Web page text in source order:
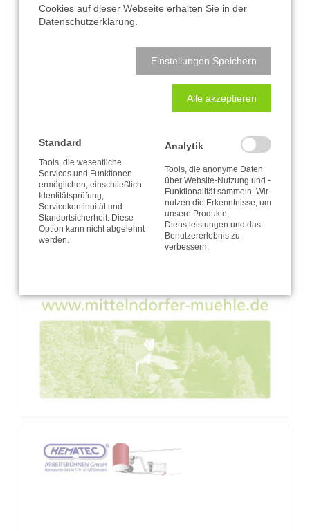
Cookies auf dieser Webseite erhalten Sie in der
Datenschutzerklärung.
Einstellungen Speichern
Alle akzeptieren
Standard
Tools, die wesentliche
Services und Funktionen
ermöglichen, einschließlich
Identitätsprüfung,
Servicekontinuität und
Standortsicherheit. Diese
Option kann nicht abgelehnt
werden.
Analytik
Tools, die anonyme Daten
über Website-Nutzung und -
Funktionalität sammeln. Wir
nutzen die Erkenntnisse, um
unsere Produkte,
Dienstleistungen und das
Benutzererlebnis zu
verbessern.